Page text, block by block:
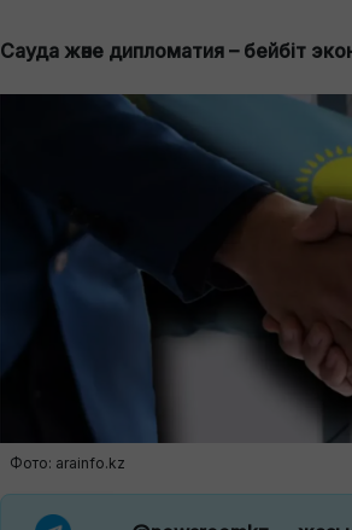
Сауда және дипломатия – бейбіт
Фото: arainfo.kz